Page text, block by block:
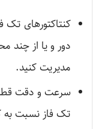
کنتاکتور‌های تک
دور و یا از چند
مدیریت کنید.
سرعت و دقت قطع
تک فاز نسبت